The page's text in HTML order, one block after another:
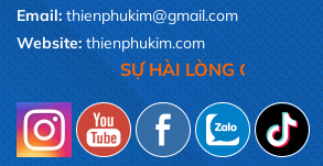
Email:thienphukim@gmail.com
Website:thienphukim.com
SỰ HÀI LÒNG CỦA